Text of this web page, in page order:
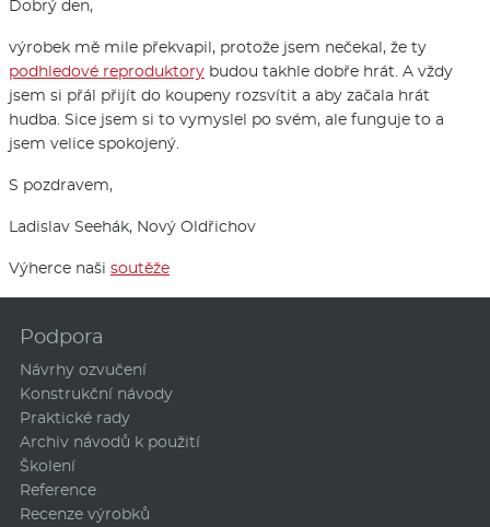
Dobrý den,
výrobek mě mile překvapil, protože jsem nečekal, že ty
podhledové reproduktory budou takhle dobře hrát. A vždy
jsem si přál přijít do koupeny rozsvítit a aby začala hrát
hudba. Sice jsem si to vymyslel po svém, ale funguje to a
jsem velice spokojený.
S pozdravem,
Ladislav Seehák, Nový Oldřichov
Výherce naši soutěže
Podpora
Návrhy ozvučení
Konstrukční návody
Praktické rady
Archiv návodů k použití
Školení
Reference
Recenze výrobků